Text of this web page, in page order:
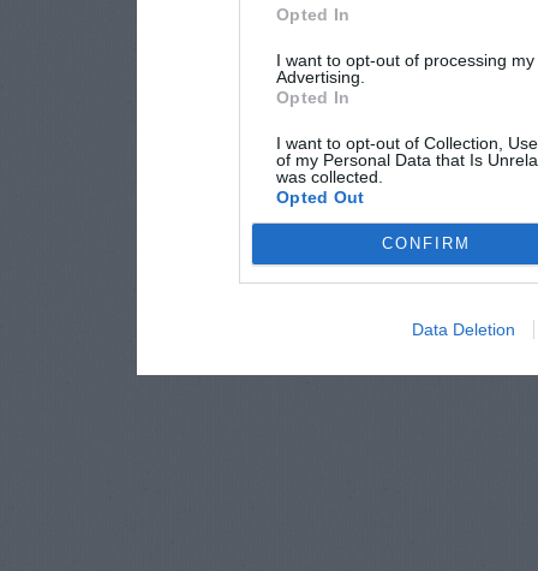
Opted In
I want to opt-out of processing
Advertising.
Opted In
I want to opt-out of Collection,
of my Personal Data that Is
was collected.
Opted Out
CONFIRM
Data Deletion